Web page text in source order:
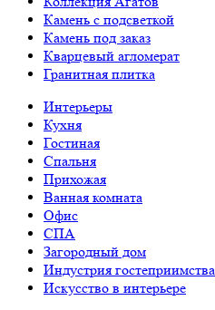
Камень с подсветкой
Камень под заказ
Кварцевый агломерат
Гранитная плитка
Интерьеры
Кухня
Гостиная
Спальня
Прихожая
Ванная комната
Офис
СПА
Загородный дом
Индустрия гостеприимства
Искусство в интерьере